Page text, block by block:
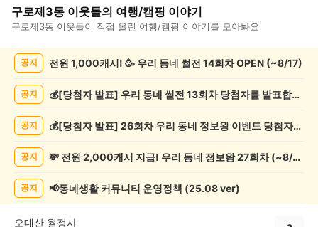
구로제3동 이웃들의 여행/캠핑 이야기
구로제3동 이웃들이 직접 올린 여행/캠핑 이야기를 모아봐요
행/
글
공지 전원 1,000캐시! 🥳 우리 동네 썰전 14회차 OPEN (~8/17)
공지 💰[당첨자 발표] 우리 동네 썰전 13회차 당첨자를 발표합니다!
공지 💰[당첨자 발표] 26회차 우리 동네 정보왕 이벤트 당첨자를 발표합니다!
공지 💸 전원 2,000캐시 지급! 우리 동네 정보왕 27회차 (~8/10)
공지 📢동네생활 커뮤니티 운영정책 (25.08 ver)
오대산 월정사